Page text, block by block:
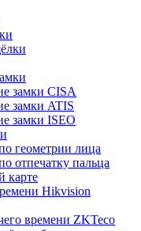
замки CISA
замки ATIS
замки ISEO
геометрии лица
отпечатку пальца
карте
Hikvision
времени ZKTeco